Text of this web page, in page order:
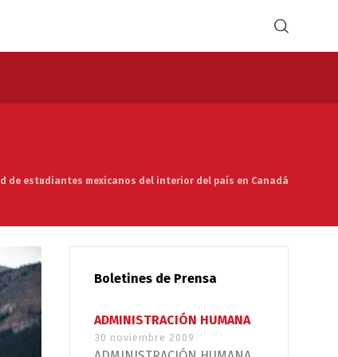
de estudiantes mexicanos del interior del país en Canadá
Boletines de Prensa
ADMINISTRACIÓN HUMANA
30 noviembre 2009